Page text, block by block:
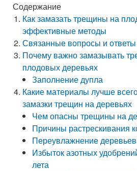
Содержание
Как замазать трещины на
эффективные методы
Связанные вопросы и ответы
Почему важно замазывать
плодовых деревьях
Заполнение дупла
Какие материалы лучше
замазки трещин на деревьях
Чем опасны трещины на
Причины растрескивания
Переувлажнение
Избыток азотных
лета